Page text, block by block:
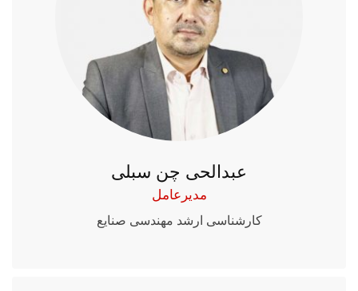
عبدالحی چن سبلی
مدیرعامل
کارشناسی ارشد مهندسی صنایع